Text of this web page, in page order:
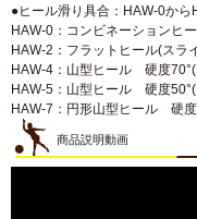
●ヒール滑り具合：HAW-0か
HAW-0：コンビネーションヒ
HAW-2：フラットヒール(スラ
HAW-4：山型ヒール 硬度
HAW-5：山型ヒール 硬度
HAW-7：円形山型ヒール 硬
商品説明動画